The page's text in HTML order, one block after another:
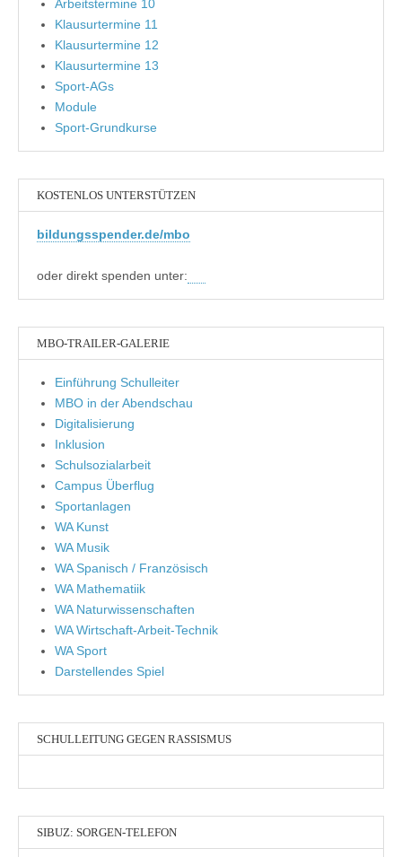
Arbeitstermine 10
Klausurtermine 11
Klausurtermine 12
Klausurtermine 13
Sport-AGs
Module
Sport-Grundkurse
KOSTENLOS UNTERSTÜTZEN
bildungsspender.de/mbo
oder direkt spenden unter:
MBO-TRAILER-GALERIE
Einführung Schulleiter
MBO in der Abendschau
Digitalisierung
Inklusion
Schulsozialarbeit
Campus Überflug
Sportanlagen
WA Kunst
WA Musik
WA Spanisch / Französisch
WA Mathematiik
WA Naturwissenschaften
WA Wirtschaft-Arbeit-Technik
WA Sport
Darstellendes Spiel
SCHULLEITUNG GEGEN RASSISMUS
SIBUZ: SORGEN-TELEFON